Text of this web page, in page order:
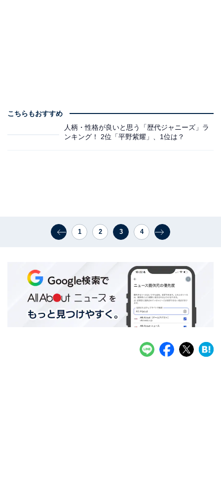
こちらもおすすめ
人柄・性格が良いと思う「歴代ジャニーズ」ラ
ンキング！ 2位「平野紫耀」、1位は？
1 2 3 4